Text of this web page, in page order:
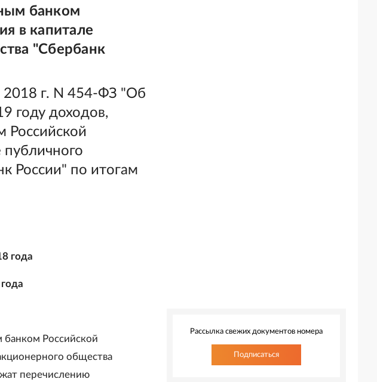
банком
в капитале
"Сбербанк
2018 г. N 454-ФЗ "Об
году доходов,
Российской
публичного
России" по итогам
года
Российской
общества
перечислению
Рассылка свежих документов номера
Подписаться